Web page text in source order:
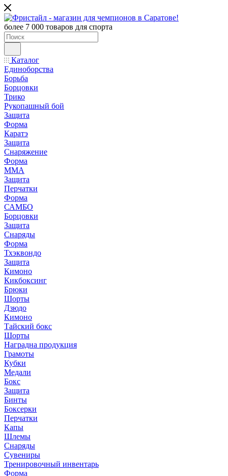
более 7 000 товаров для спорта
Каталог
Единоборства
Борьба
Борцовки
Трико
Рукопашный бой
Защита
Форма
Каратэ
Защита
Снаряжение
Форма
ММА
Защита
Перчатки
Форма
САМБО
Борцовки
Защита
Снаряды
Форма
Тхэквондо
Защита
Кимоно
Кикбоксинг
Брюки
Шорты
Дзюдо
Кимоно
Тайский бокс
Шорты
Наградна продукция
Грамоты
Кубки
Медали
Бокс
Защита
Бинты
Боксерки
Перчатки
Капы
Шлемы
Снаряды
Сувениры
Тренировочный инвентарь
Форма